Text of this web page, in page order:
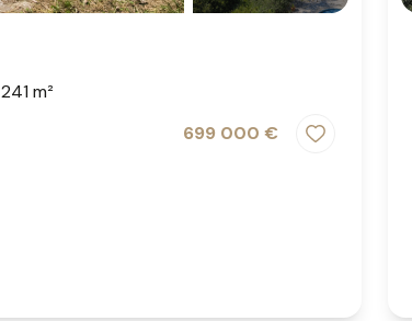
241 m²
699 000 €